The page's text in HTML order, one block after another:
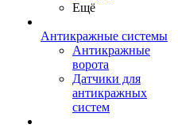
Ещё
Антикражные системы
Антикражные
ворота
Датчики для
антикражных
систем